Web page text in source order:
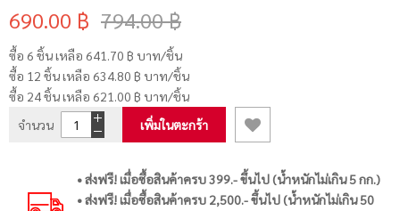
690.00 ฿ 794.00 ฿
ซื้อ 6 ชิ้น เหลือ 641.70 ฿ บาท/ชิ้น
ซื้อ 12 ชิ้น เหลือ 634.80 ฿ บาท/ชิ้น
ซื้อ 24 ชิ้น เหลือ 621.00 ฿ บาท/ชิ้น
จำนวน
เพิ่มในตะกร้า
• ส่งฟรี! เมื่อซื้อสินค้าครบ 399.- ขึ้นไป (น้ำหนักไม่เกิน 5 กก.)
• ส่งฟรี! เมื่อซื้อสินค้าครบ 2,500.- ขึ้นไป (น้ำหนักไม่เกิน 50